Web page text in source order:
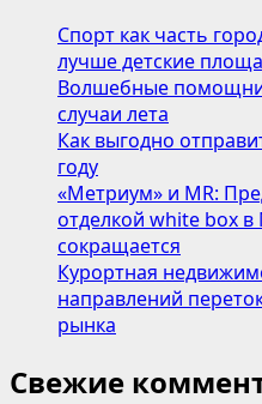
Спорт как часть
лучше детские
Волшебные
случаи лета
Как выгодно
году
«Метриум» и MR:
отделкой white box
сокращается
Курортная
направлений
рынка
Свежие